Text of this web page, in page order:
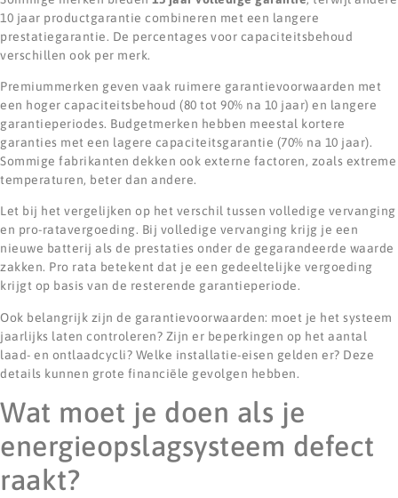
10 jaar productgarantie combineren met een langere
prestatiegarantie. De percentages voor capaciteitsbehoud
verschillen ook per merk.
Premiummerken geven vaak ruimere garantievoorwaarden met
een hoger capaciteitsbehoud (80 tot 90% na 10 jaar) en langere
garantieperiodes. Budgetmerken hebben meestal kortere
garanties met een lagere capaciteitsgarantie (70% na 10 jaar).
Sommige fabrikanten dekken ook externe factoren, zoals extreme
temperaturen, beter dan andere.
Let bij het vergelijken op het verschil tussen volledige vervanging
en pro-ratavergoeding. Bij volledige vervanging krijg je een
nieuwe batterij als de prestaties onder de gegarandeerde waarde
zakken. Pro rata betekent dat je een gedeeltelijke vergoeding
krijgt op basis van de resterende garantieperiode.
Ook belangrijk zijn de garantievoorwaarden: moet je het systeem
jaarlijks laten controleren? Zijn er beperkingen op het aantal
laad- en ontlaadcycli? Welke installatie-eisen gelden er? Deze
details kunnen grote financiële gevolgen hebben.
Wat moet je doen als je
energieopslagsysteem defect
raakt?